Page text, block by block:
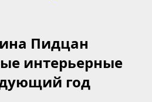
Пидцан
интерьерные
год